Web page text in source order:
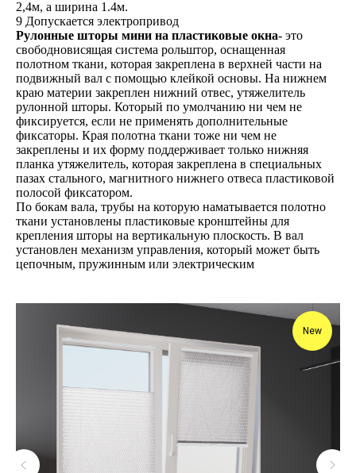
2,4м, а ширина 1.4м.
9 Допускается электропривод
Рулонные шторы мини на пластиковые окна- это
свободновисящая система рольштор, оснащенная
полотном ткани, которая закреплена в верхней части на
подвижный вал с помощью клейкой основы. На нижнем
краю материи закреплен нижний отвес, утяжелитель
рулонной шторы. Который по умолчанию ни чем не
фиксируется, если не применять дополнительные
фиксаторы. Края полотна ткани тоже ни чем не
закреплены и их форму поддерживает только нижняя
планка утяжелитель, которая закреплена в специальных
пазах стального, магнитного нижнего отвеса пластиковой
полосой фиксатором.
По бокам вала, трубы на которую наматывается полотно
ткани установлены пластиковые кронштейны для
крепления шторы на вертикальную плоскость. В вал
установлен механизм управления, который может быть
цепочным, пружинным или электрическим
New